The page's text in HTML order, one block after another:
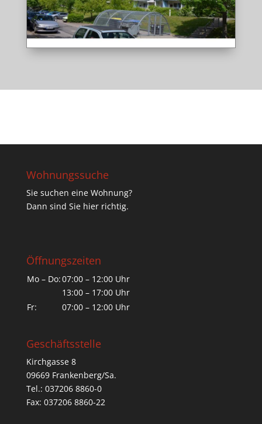
Wohnungssuche
Sie suchen eine Wohnung?
Dann sind Sie hier richtig.
Öffnungszeiten
Mo – Do:07:00 – 12:00 Uhr
13:00 – 17:00 Uhr
Fr:
07:00 – 12:00 Uhr
Geschäftsstelle
Kirchgasse 8
09669 Frankenberg/Sa.
Tel.: 037206 8860-0
Fax: 037206 8860-22